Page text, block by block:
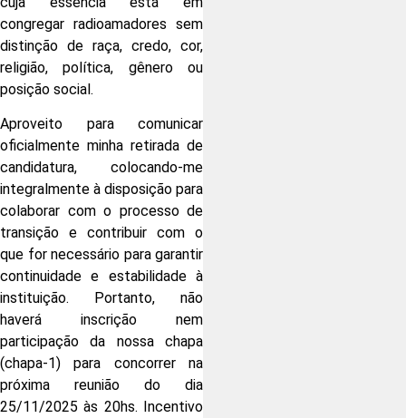
congregar radioamadores sem
distinção de raça, credo, cor,
religião, política, gênero ou
posição social.
Aproveito para comunicar
oficialmente minha retirada de
candidatura, colocando-me
integralmente à disposição para
colaborar com o processo de
transição e contribuir com o
que for necessário para garantir
continuidade e estabilidade à
instituição. Portanto, não
haverá inscrição nem
participação da nossa chapa
(chapa-1) para concorrer na
próxima reunião do dia
25/11/2025 às 20hs. Incentivo